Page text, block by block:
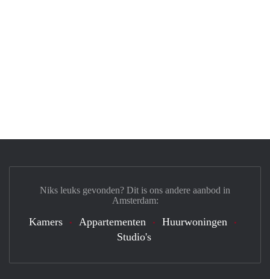
Niks leuks gevonden? Dit is ons andere aanbod in
Amsterdam:
Kamers Appartementen
Huurwoningen
Studio's